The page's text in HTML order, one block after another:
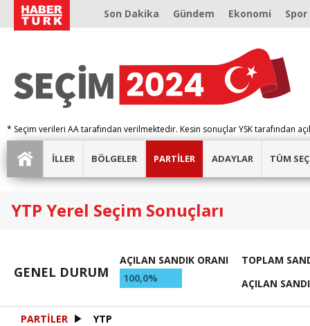
Son Dakika Gündem Ekonomi Spor
* Seçim verileri AA tarafından verilmektedir. Kesin sonuçlar YSK tarafından
İLLER BÖLGELER PARTİLER ADAYLAR TÜM
YTP Yerel Seçim Sonuçları
GENEL DURUM
AÇILAN SANDIK ORANI
100,0%
TOPLAM
AÇILAN
PARTİLER YTP